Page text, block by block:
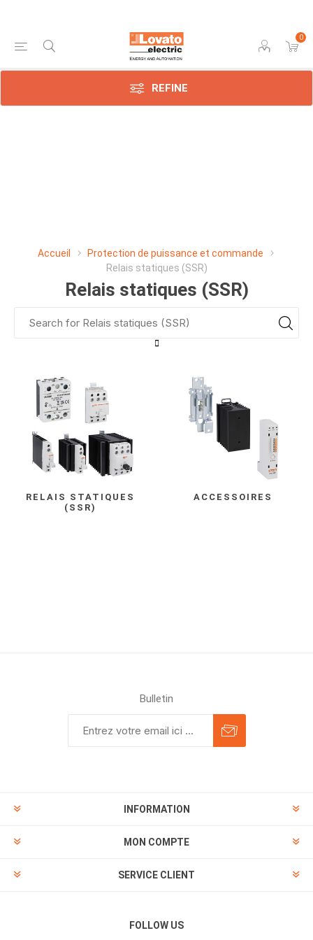
0
REFINE
Accueil
Protection de puissance et commande
Relais statiques (SSR)
Relais statiques (SSR)
RELAIS STATIQUES
(SSR)
ACCESSOIRES
Bulletin
INFORMATION
MON COMPTE
SERVICE CLIENT
FOLLOW US